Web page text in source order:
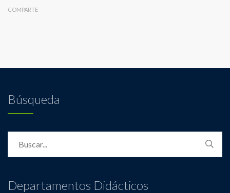
COMPARTE
Búsqueda
Departamentos Didácticos